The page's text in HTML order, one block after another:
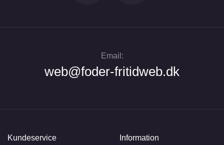
Email:
web@foder-fritidweb.dk
Kundeservice Information